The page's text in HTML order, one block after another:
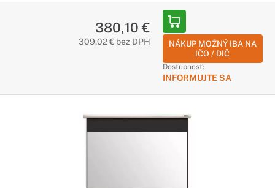
380,10 €
309,02 € bez DPH
NÁKUP MOŽNÝ IBA NA
IČO / DIČ
Dostupnosť:
INFORMUJTE SA